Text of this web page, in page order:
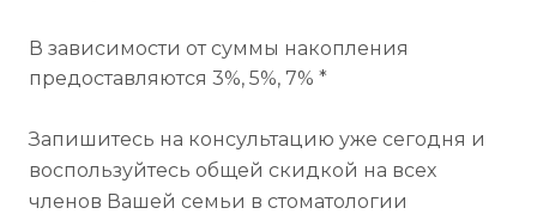
В зависимости от суммы накопления
предоставляются 3%, 5%, 7% *
Запишитесь на консультацию уже сегодня и
воспользуйтесь общей скидкой на всех
членов Вашей семьи в стоматологии